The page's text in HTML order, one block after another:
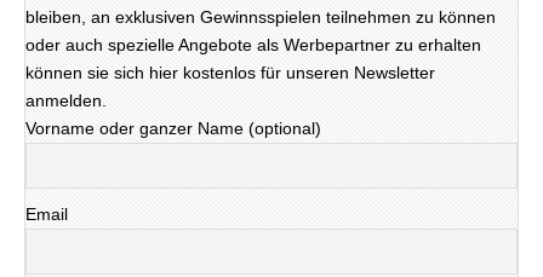
bleiben, an exklusiven Gewinnsspielen teilnehmen zu können
oder auch spezielle Angebote als Werbepartner zu erhalten
können sie sich hier kostenlos für unseren Newsletter
anmelden.
Vorname oder ganzer Name (optional)
Email